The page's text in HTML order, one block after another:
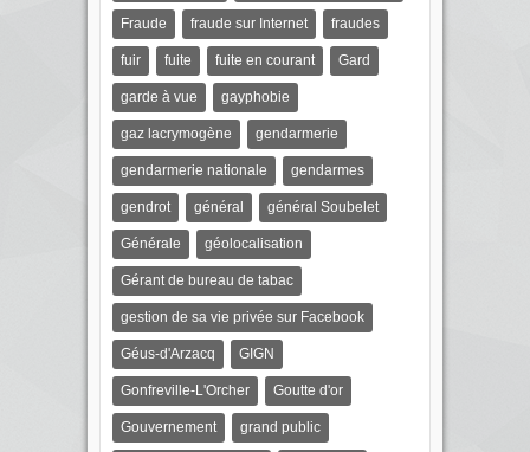
Fraude fraude sur Internet fraudes
fuir fuite fuite en courant Gard
garde à vue gayphobie
gaz lacrymogène gendarmerie
gendarmerie nationale gendarmes
gendrot général général Soubelet
Générale géolocalisation
Gérant de bureau de tabac
gestion de sa vie privée sur Facebook
Géus-d'Arzacq GIGN
Gonfreville-L'Orcher Goutte d'or
Gouvernement grand public